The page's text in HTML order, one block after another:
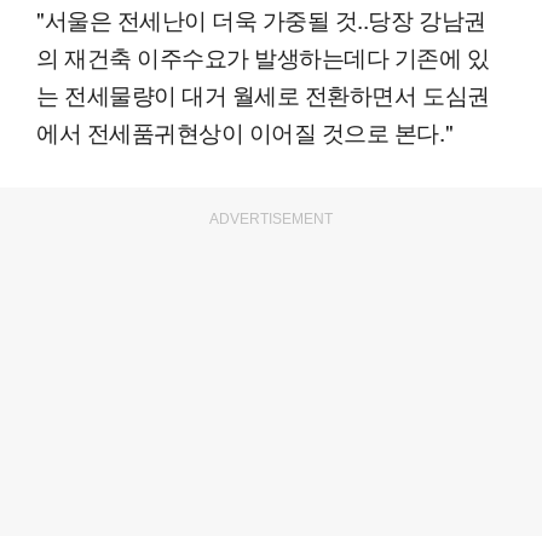
"서울은 전세난이 더욱 가중될 것..당장 강남권
의 재건축 이주수요가 발생하는데다 기존에 있
는 전세물량이 대거 월세로 전환하면서 도심권
에서 전세품귀현상이 이어질 것으로 본다."
ADVERTISEMENT